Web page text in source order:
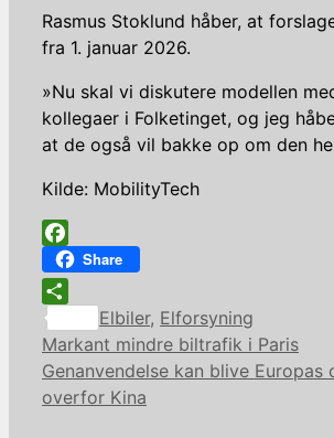
Rasmus Stoklund håber, at
fra 1. januar 2026.
»Nu skal vi diskutere modellen
kollegaer i Folketinget, og jeg
at de også vil bakke op om den
Kilde: MobilityTech
Facebook
Share
Share
Kategorier
Elbiler, Elforsyning
Markant mindre biltrafik i Paris
Genanvendelse kan blive Europas
overfor Kina